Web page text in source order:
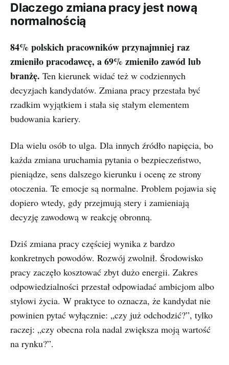
Dlaczego zmiana pracy jest nową
normalnością
84% polskich pracowników przynajmniej raz
zmieniło pracodawcę, a 69% zmieniło zawód lub
branżę. Ten kierunek widać też w codziennych
decyzjach kandydatów. Zmiana pracy przestała być
rzadkim wyjątkiem i stała się stałym elementem
budowania kariery.
Dla wielu osób to ulga. Dla innych źródło napięcia, bo
każda zmiana uruchamia pytania o bezpieczeństwo,
pieniądze, sens dalszego kierunku i ocenę ze strony
otoczenia. Te emocje są normalne. Problem pojawia się
dopiero wtedy, gdy przejmują stery i zamieniają
decyzję zawodową w reakcję obronną.
Dziś zmiana pracy częściej wynika z bardzo
konkretnych powodów. Rozwój zwolnił. Środowisko
pracy zaczęło kosztować zbyt dużo energii. Zakres
odpowiedzialności przestał odpowiadać ambicjom albo
stylowi życia. W praktyce to oznacza, że kandydat nie
powinien pytać wyłącznie: „czy już odchodzić?”, tylko
raczej: „czy obecna rola nadal zwiększa moją wartość
na rynku?”.